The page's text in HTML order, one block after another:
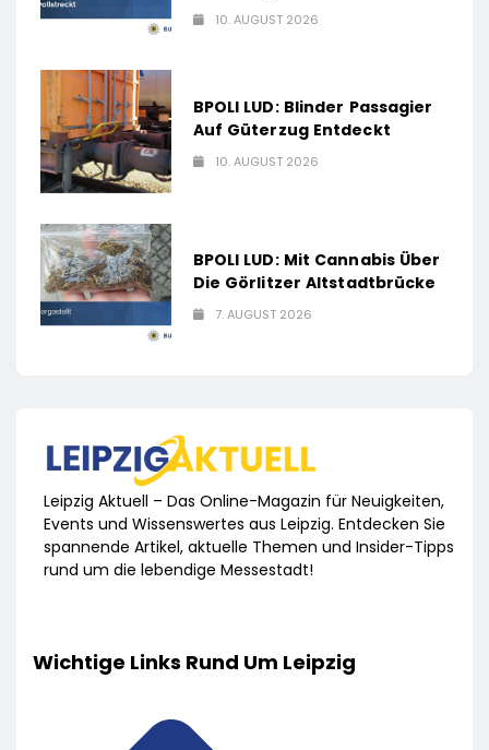
10. AUGUST 2026
BPOLI LUD: Blinder Passagier
Auf Güterzug Entdeckt
10. AUGUST 2026
BPOLI LUD: Mit Cannabis Über
Die Görlitzer Altstadtbrücke
7. AUGUST 2026
Leipzig Aktuell – Das Online-Magazin für Neuigkeiten,
Events und Wissenswertes aus Leipzig. Entdecken Sie
spannende Artikel, aktuelle Themen und Insider-Tipps
rund um die lebendige Messestadt!
Wichtige Links Rund Um Leipzig